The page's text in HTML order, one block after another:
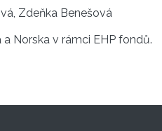
Zdeňka Benešová
Norska v rámci EHP fondů.